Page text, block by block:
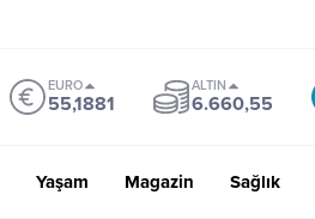
EURO
55,1881
ALTIN
6.660,55
Yaşam Magazin Sağlık